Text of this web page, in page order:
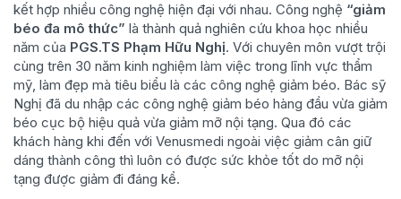
kết hợp nhiều công nghệ hiện đại với nhau. Công nghệ “giảm
béo đa mô thức” là thành quả nghiên cứu khoa học nhiều
năm của PGS.TS Phạm Hữu Nghị. Với chuyên môn vượt trội
cùng trên 30 năm kinh nghiệm làm việc trong lĩnh vực thẩm
mỹ, làm đẹp mà tiêu biểu là các công nghệ giảm béo. Bác sỹ
Nghị đã du nhập các công nghệ giảm béo hàng đầu vừa giảm
béo cục bộ hiệu quả vừa giảm mỡ nội tạng. Qua đó các
khách hàng khi đến với Venusmedi ngoài việc giảm cân giữ
dáng thành công thì luôn có được sức khỏe tốt do mỡ nội
tạng được giảm đi đáng kể.